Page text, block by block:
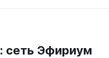
сеть Эфириум